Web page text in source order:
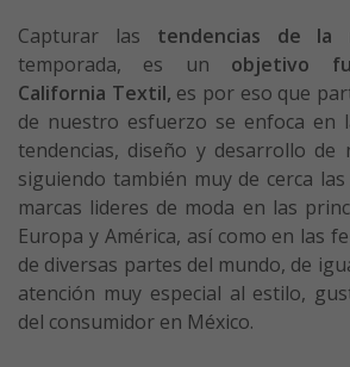
Capturar las tendencias de la
temporada, es un objetivo
California Textil, es por eso que
de nuestro esfuerzo se enfoca en
tendencias, diseño y desarrollo de
siguiendo también muy de cerca
marcas lideres de moda en las
Europa y América, así como en las
de diversas partes del mundo, de
atención muy especial al estilo,
del consumidor en México.